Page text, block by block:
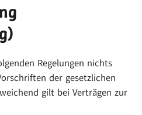
Regelungen nichts
der gesetzlichen
gilt bei Verträgen zur